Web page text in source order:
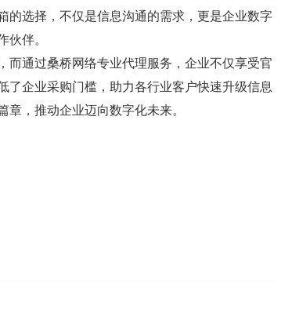
的选择，不仅是信息沟通的需求，更是企业数字
伙伴。
而通过桑桥网络专业代理服务，企业不仅享受官
企业采购门槛，助力各行业客户快速升级信息
，推动企业迈向数字化未来。